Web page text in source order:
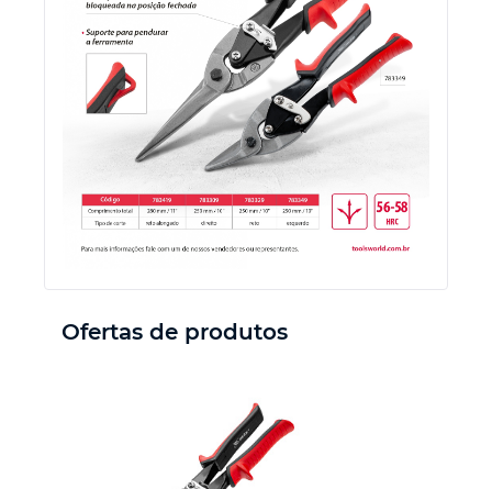
Ferramenta de jardinagem
Ferramenta de corte
Ferramenta de acabamento
Ofertas de produtos